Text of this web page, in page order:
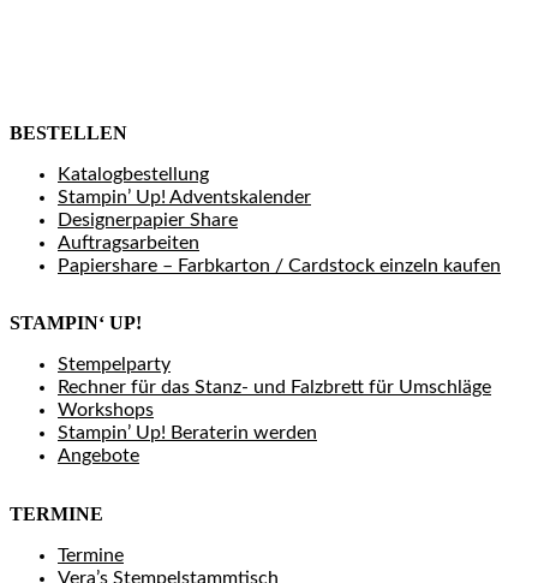
BESTELLEN
Katalogbestellung
Stampin’ Up! Adventskalender
Designerpapier Share
Auftragsarbeiten
Papiershare – Farbkarton / Cardstock einzeln kaufen
STAMPIN‘ UP!
Stempelparty
Rechner für das Stanz- und Falzbrett für Umschläge
Workshops
Stampin’ Up! Beraterin werden
Angebote
TERMINE
Termine
Vera’s Stempelstammtisch